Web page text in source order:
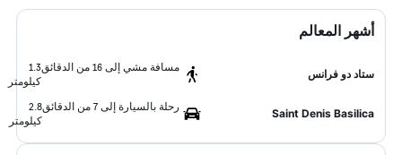
أشهر المعالم
ستاد دو فرانس
مسافة مشي إلى 16 من الدقائق
1.3
كيلومتر
Saint Denis Basilica
رحلة بالسيارة إلى 7 من الدقائق
2.8
كيلومتر